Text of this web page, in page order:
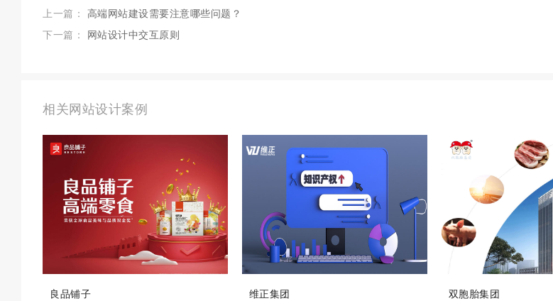
上一篇： 高端网站建设需要注意哪些问题？
下一篇： 网站设计中交互原则
相关网站设计案例
良品铺子 维正集团 双胞胎集团